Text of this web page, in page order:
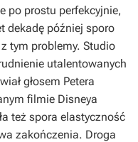
po prostu perfekcyjnie,
dekadę później sporo
tym problemy. Studio
utalentowanych
głosem Petera
filmie Disneya
też spora elastyczność
zakończenia. Droga